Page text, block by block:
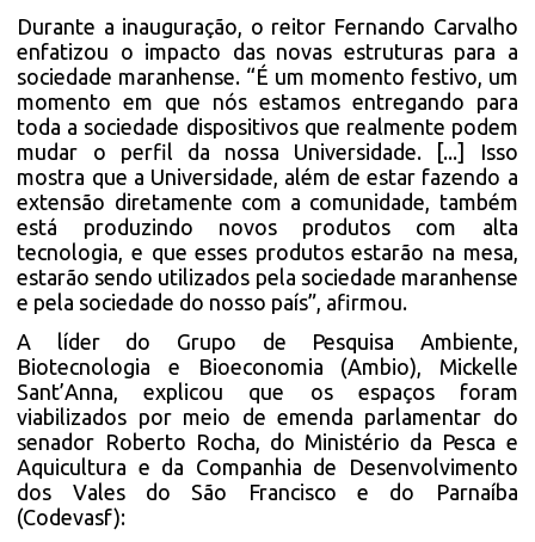
Durante a inauguração, o reitor Fernando Carvalho
enfatizou o impacto das novas estruturas para a
sociedade maranhense. “É um momento festivo, um
momento em que nós estamos entregando para
toda a sociedade dispositivos que realmente podem
mudar o perfil da nossa Universidade. [...] Isso
mostra que a Universidade, além de estar fazendo a
extensão diretamente com a comunidade, também
está produzindo novos produtos com alta
tecnologia, e que esses produtos estarão na mesa,
estarão sendo utilizados pela sociedade maranhense
e pela sociedade do nosso país”, afirmou.
A líder do Grupo de Pesquisa Ambiente,
Biotecnologia e Bioeconomia (Ambio), Mickelle
Sant’Anna, explicou que os espaços foram
viabilizados por meio de emenda parlamentar do
senador Roberto Rocha, do Ministério da Pesca e
Aquicultura e da Companhia de Desenvolvimento
dos Vales do São Francisco e do Parnaíba
(Codevasf):